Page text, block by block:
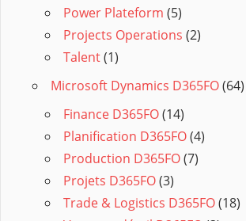
Power Plateform (5)
Projects Operations (2)
Talent(1)
Microsoft Dynamics D365FO(64)
Finance D365FO(14)
Planification D365FO(4)
Production D365FO(7)
Projets D365FO(3)
Trade & Logistics D365FO(18)